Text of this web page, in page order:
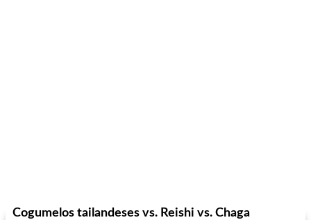
Cogumelos tailandeses vs. Reishi vs. Chaga